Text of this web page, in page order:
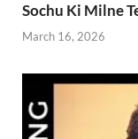
Sochu Ki Milne
March 16, 2026